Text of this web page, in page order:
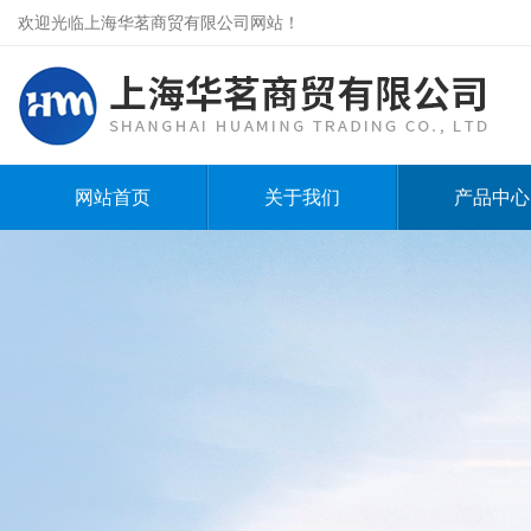
欢迎光临上海华茗商贸有限公司网站！
网站首页 关于我们 产品中心